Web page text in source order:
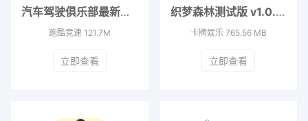
汽车驾驶俱乐部最新版本 v0.1
跑酷竞速121.7M
立即查看
织梦森林测试版 v1.0.24
卡牌娱乐765.56 MB
立即查看